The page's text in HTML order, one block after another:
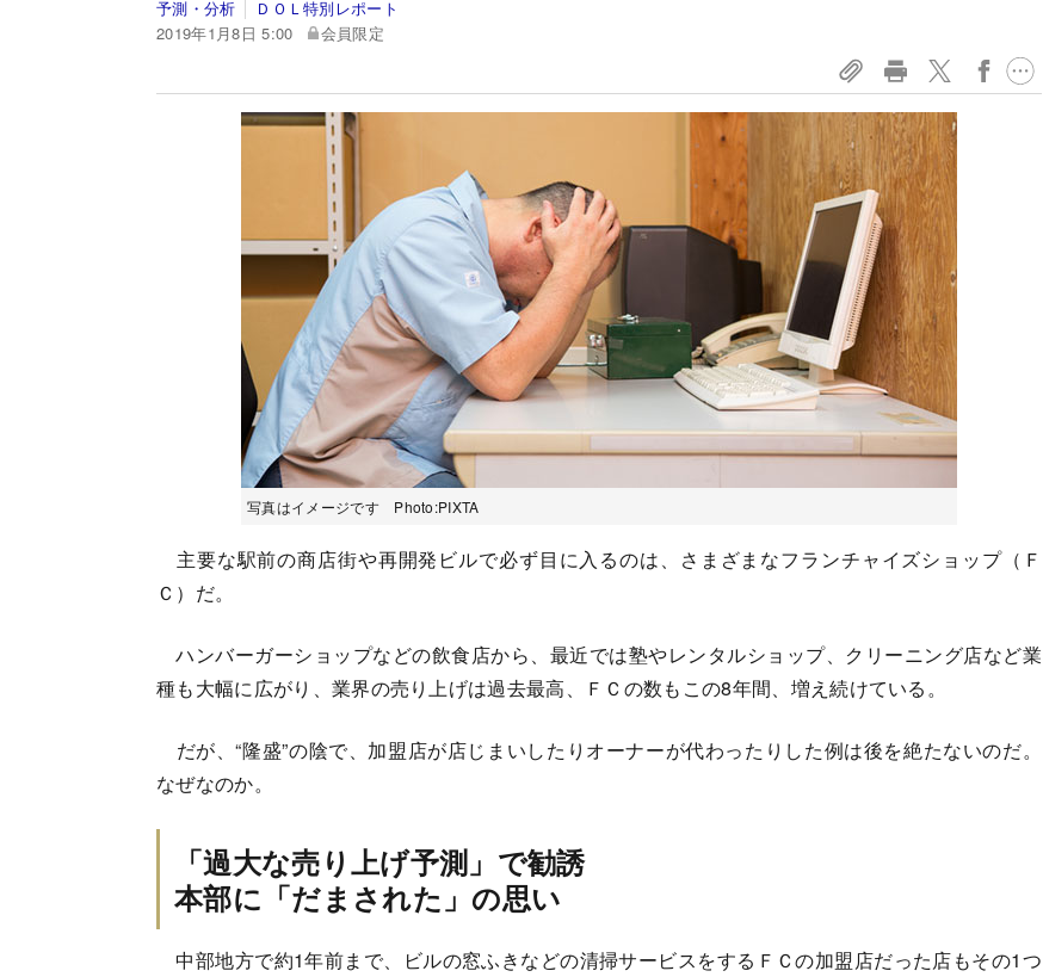
予測・分析
ＤＯＬ特別レポート
2019年1月8日 5:00
会員限定
写真はイメージです Photo:PIXTA
主要な駅前の商店街や再開発ビルで必ず目に入るのは、さまざまなフランチャイズショップ（Ｆ
Ｃ）だ。
ハンバーガーショップなどの飲食店から、最近では塾やレンタルショップ、クリーニング店など業
種も大幅に広がり、業界の売り上げは過去最高、ＦＣの数もこの8年間、増え続けている。
だが、“隆盛”の陰で、加盟店が店じまいしたりオーナーが代わったりした例は後を絶たないのだ。
なぜなのか。
「過大な売り上げ予測」で勧誘
本部に「だまされた」の思い
中部地方で約1年前まで、ビルの窓ふきなどの清掃サービスをするＦＣの加盟店だった店もその1つ